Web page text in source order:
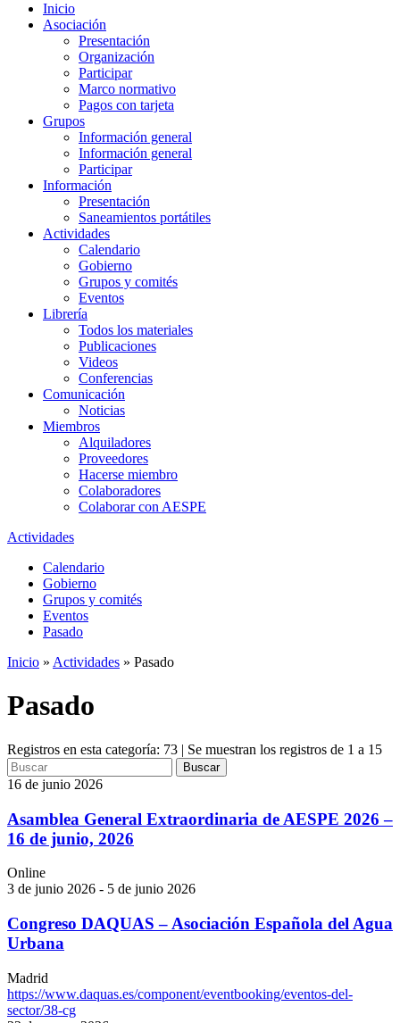
Inicio
Asociación
Presentación
Organización
Participar
Marco normativo
Pagos con tarjeta
Grupos
Información general
Información general
Participar
Información
Presentación
Saneamientos portátiles
Actividades
Calendario
Gobierno
Grupos y comités
Eventos
Librería
Todos los materiales
Publicaciones
Videos
Conferencias
Comunicación
Noticias
Miembros
Alquiladores
Proveedores
Hacerse miembro
Colaboradores
Colaborar con AESPE
Actividades
Calendario
Gobierno
Grupos y comités
Eventos
Pasado
Inicio » Actividades » Pasado
Pasado
Registros en esta categoría: 73 | Se muestran los registros de 1 a 15
Buscar
16 de junio 2026
Asamblea General Extraordinaria de AESPE 2026 –
16 de junio, 2026
Online
3 de junio 2026 - 5 de junio 2026
Congreso DAQUAS – Asociación Española del Agua
Urbana
Madrid
https://www.daquas.es/component/eventbooking/eventos-del-
sector/38-cg